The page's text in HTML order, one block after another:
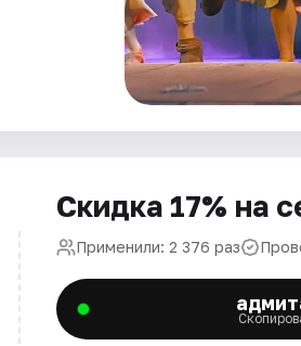
Скидка 17% на
Применили: 2 376 раз